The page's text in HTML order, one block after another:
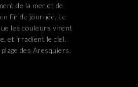
de la mer et de
en fin de journée. Le
les couleurs virent
et irradient le ciel.
plage des Aresquiers.